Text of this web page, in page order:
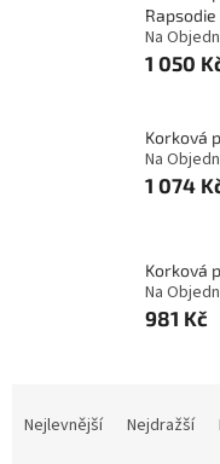
Na
1 050
Korková
Na
1 074
Korková
Na
981 Kč
Nejlevnější Nejdražší